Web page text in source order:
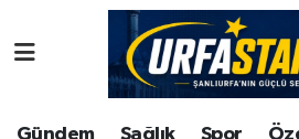
Gündem Sağlık Spor
ASAYİS
Şanlıurfa Nöbetçi